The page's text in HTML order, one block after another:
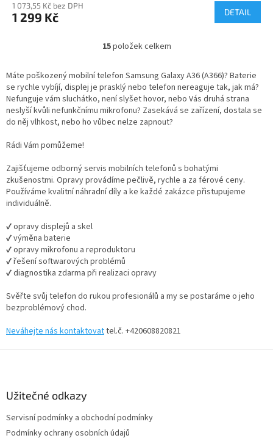
1 073,55 Kč bez DPH
1 299 Kč DETAIL
O
l
á
d
a
c
v
k
y
15položek celkem
Máte poškozený mobilní telefon Samsung Galaxy A36 (A366)? Baterie
se rychle vybíjí, displej je prasklý nebo telefon nereaguje tak, jak má?
Nefunguje vám sluchátko, není slyšet hovor, nebo Vás druhá strana
neslyší kvůli nefunkčnímu mikrofonu? Zasekává se zařízení, dostala se
do něj vlhkost, nebo ho vůbec nelze zapnout?
Rádi Vám pomůžeme!
Zajišťujeme odborný servis mobilních telefonů s bohatými
zkušenostmi. Opravy provádíme pečlivě, rychle a za férové ceny.
Používáme kvalitní náhradní díly a ke každé zakázce přistupujeme
individuálně.
✔ opravy displejů a skel
✔ výměna baterie
✔ opravy mikrofonu a reproduktoru
✔ řešení softwarových problémů
✔ diagnostika zdarma při realizaci opravy
Svěřte svůj telefon do rukou profesionálů a my se postaráme o jeho
bezproblémový chod.
Neváhejte nás kontaktovattel.č. +420608820821
Užitečné odkazy
Servisní podmínky a obchodní podmínky
Podmínky ochrany osobních údajů